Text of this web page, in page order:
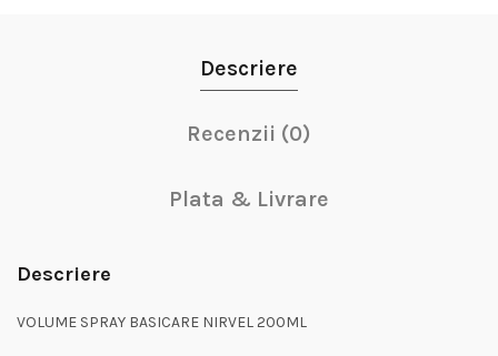
Descriere
Recenzii (0)
Plata & Livrare
Descriere
VOLUME SPRAY BASICARE NIRVEL 200ML